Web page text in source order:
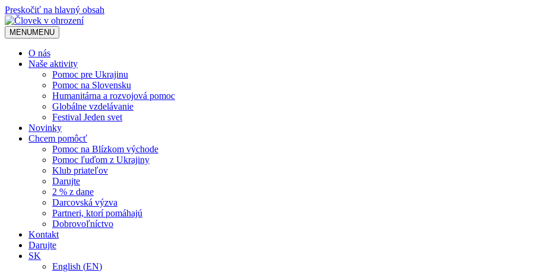
Preskočiť na hlavný obsah
MENUMENU
O nás
Naše aktivity
Pomoc pre Ukrajinu
Pomoc na Slovensku
Humanitárna a rozvojová pomoc
Globálne vzdelávanie
Festival Jeden svet
Novinky
Chcem pomôcť
Pomoc na Blízkom východe
Pomoc ľuďom z Ukrajiny
Klub priateľov
Darujte
2 % z dane
Darcovská výzva
Partneri, ktorí pomáhajú
Dobrovoľníctvo
Kontakt
Darujte
SK
English (EN)